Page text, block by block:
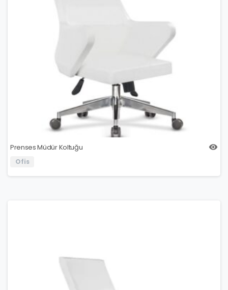
Prenses Müdür Koltuğu
Ofis